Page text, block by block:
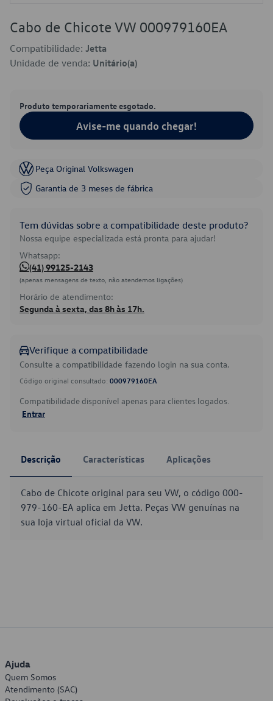
Cabo de Chicote VW 000979160EA
Compatibilidade: Jetta
Unidade de venda: Unitário(a)
Produto temporariamente esgotado.
Avise-me quando chegar!
Peça Original Volkswagen
Garantia de 3 meses de fábrica
Tem dúvidas sobre a compatibilidade deste produto?
Nossa equipe especializada está pronta para ajudar!
Whatsapp:
(41) 99125-2143
(apenas mensagens de texto, não atendemos ligações)
Horário de atendimento:
Segunda à sexta, das 8h às 17h.
Verifique a compatibilidade
Consulte a compatibilidade fazendo login na sua conta.
Código original consultado: 000979160EA
Compatibilidade disponível apenas para clientes logados.
Entrar
Descrição Características Aplicações
Cabo de Chicote original para seu VW, o código 000-
979-160-EA aplica em Jetta. Peças VW genuínas na
sua loja virtual oficial da VW.
Ajuda
Quem Somos
Atendimento (SAC)